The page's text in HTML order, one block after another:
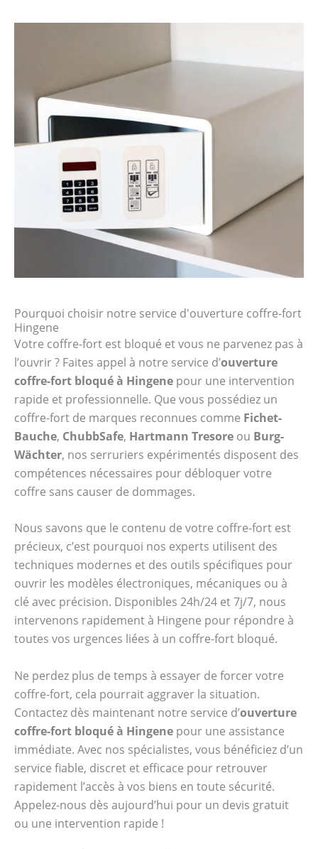
Pourquoi choisir notre service d'ouverture coffre-fort
Hingene
Votre coffre-fort est bloqué et vous ne parvenez pas à
l’ouvrir ? Faites appel à notre service d’ouverture
coffre-fort bloqué à Hingene pour une intervention
rapide et professionnelle. Que vous possédiez un
coffre-fort de marques reconnues comme Fichet-
Bauche, ChubbSafe, Hartmann Tresore ou Burg-
Wächter, nos serruriers expérimentés disposent des
compétences nécessaires pour débloquer votre
coffre sans causer de dommages.
Nous savons que le contenu de votre coffre-fort est
précieux, c’est pourquoi nos experts utilisent des
techniques modernes et des outils spécifiques pour
ouvrir les modèles électroniques, mécaniques ou à
clé avec précision. Disponibles 24h/24 et 7j/7, nous
intervenons rapidement à Hingene pour répondre à
toutes vos urgences liées à un coffre-fort bloqué.
Ne perdez plus de temps à essayer de forcer votre
coffre-fort, cela pourrait aggraver la situation.
Contactez dès maintenant notre service d’ouverture
coffre-fort bloqué à Hingene pour une assistance
immédiate. Avec nos spécialistes, vous bénéficiez d’un
service fiable, discret et efficace pour retrouver
rapidement l’accès à vos biens en toute sécurité.
Appelez-nous dès aujourd’hui pour un devis gratuit
ou une intervention rapide !